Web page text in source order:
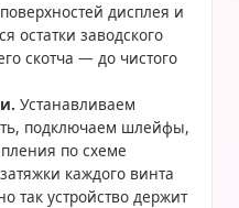
дисплея и
остатки заводского
скотча — до чистого
Устанавливаем
подключаем шлейфы,
по схеме
каждого винта
так устройство держит